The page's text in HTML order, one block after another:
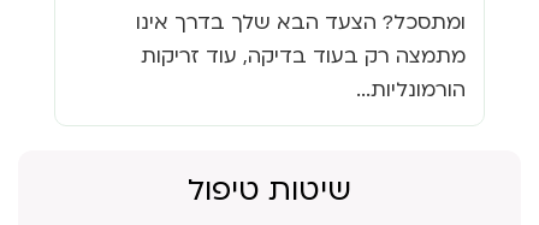
ומתסכל? הצעד הבא שלך בדרך אינו
מתמצה רק בעוד בדיקה, עוד זריקות
הורמונליות...
שיטות טיפול